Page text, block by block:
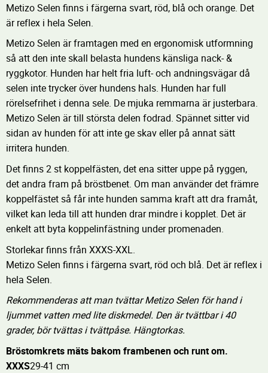
Metizo Selen finns i färgerna svart, röd, blå och orange. Det
är reflex i hela Selen.
Metizo Selen är framtagen med en ergonomisk utformning
så att den inte skall belasta hundens känsliga nack- &
ryggkotor. Hunden har helt fria luft- och andningsvägar då
selen inte trycker över hundens hals. Hunden har full
rörelsefrihet i denna sele. De mjuka remmarna är justerbara.
Metizo Selen är till största delen fodrad. Spännet sitter vid
sidan av hunden för att inte ge skav eller på annat sätt
irritera hunden.
Det finns 2 st koppelfästen, det ena sitter uppe på ryggen,
det andra fram på bröstbenet. Om man använder det främre
koppelfästet så får inte hunden samma kraft att dra framåt,
vilket kan leda till att hunden drar mindre i kopplet. Det är
enkelt att byta koppelinfästning under promenaden.
Storlekar finns från XXXS-XXL.
Metizo Selen finns i färgerna svart, röd och blå. Det är reflex i
hela Selen.
Rekommenderas att man tvättar Metizo Selen för hand i
ljummet vatten med lite diskmedel. Den är tvättbar i 40
grader, bör tvättas i tvättpåse. Hängtorkas.
Bröstomkrets mäts bakom frambenen och runt om.
XXXS29-41 cm